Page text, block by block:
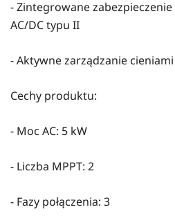
- Zintegrowane
AC/DC typu II
- Aktywne zarządzanie cieniami
Cechy produktu:
- Moc AC: 5 kW
- Liczba MPPT: 2
- Fazy połączenia: 3